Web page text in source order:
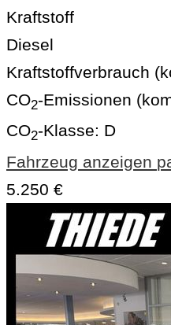
Kraftstoff
Diesel
Kraftstoffverbrauch
CO2-Emissionen
CO2-Klasse: D
Fahrzeug anzeigen
5.250 €